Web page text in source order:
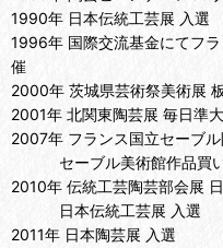
1990年 日本伝統工芸展 入選
1996年 国際交流基金にてフ
催
2000年 茨城県芸術祭美術展
2001年 北関東陶芸展 毎日準
2007年 フランス国立セーブ
セーブル美術館作品買い
2010年 伝統工芸陶芸部会展
日本伝統工芸展 入選
2011年 日本陶芸展 入選